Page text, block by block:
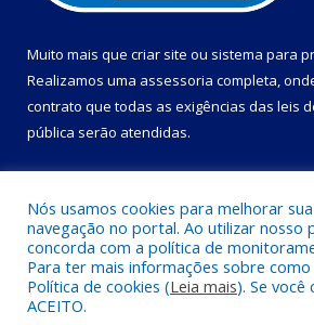
Muito mais que criar site ou sistema para
Realizamos uma assessoria completa,
contrato que todas as exigências das leis
pública serão atendidas.
Todos os direitos reservados a Câmara
Nós usamos cookies para melhorar
navegação no portal. Ao utilizar nosso
concorda com a política de
Para ter mais informações sobre
Política de cookies (Leia mais). Se você
ACEITO.